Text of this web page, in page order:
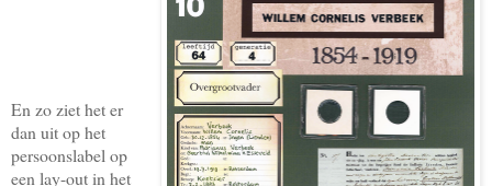
En zo ziet het er
dan uit op het
persoonslabel op
een lay-out in het